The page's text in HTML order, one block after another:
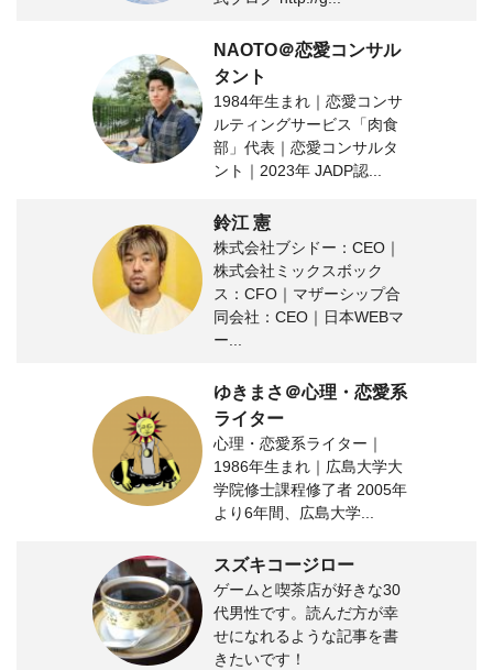
NAOTO＠恋愛コンサル
タント
1984年生まれ｜恋愛コンサ
ルティングサービス「肉食
部」代表｜恋愛コンサルタ
ント｜2023年 JADP認...
鈴江 憲
株式会社ブシドー：CEO｜
株式会社ミックスボック
ス：CFO｜マザーシップ合
同会社：CEO｜日本WEBマ
ー...
ゆきまさ＠心理・恋愛系
ライター
心理・恋愛系ライター｜
1986年生まれ｜広島大学大
学院修士課程修了者 2005年
より6年間、広島大学...
スズキコージロー
ゲームと喫茶店が好きな30
代男性です。読んだ方が幸
せになれるような記事を書
きたいです！